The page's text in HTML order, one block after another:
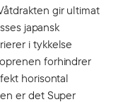
gir ultimat
japansk
i tykkelse
forhindrer
horisontal
er det Super